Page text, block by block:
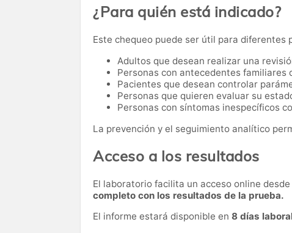
¿Para quién está indicado?
Este chequeo puede ser útil para diferentes
Adultos que desean realizar una
Personas con antecedentes familiares
Pacientes que desean controlar
Personas que quieren evaluar su
Personas con síntomas inespecíficos
La prevención y el seguimiento analítico
Acceso a los resultados
El laboratorio facilita un acceso online
completo con los resultados de la prueba.
El informe estará disponible en 8 días